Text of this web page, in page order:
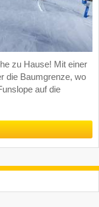
zu Hause! Mit einer
die Baumgrenze, wo
auf die